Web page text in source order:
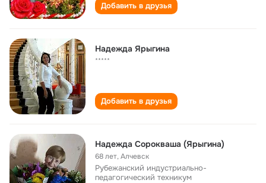
Добавить в друзья
Надежда Ярыгина
*****
Добавить в друзья
Надежда Сорокваша (Ярыгина)
68 лет,Алчевск
Рубежанский индустриально-
педагогический техникум